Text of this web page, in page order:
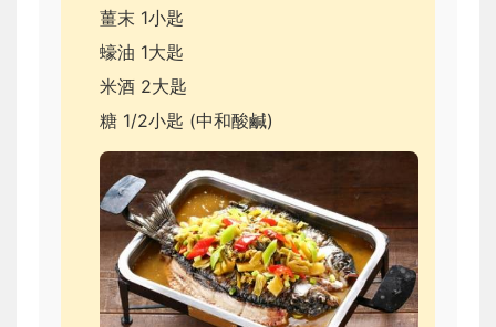
薑末 1小匙
蠔油 1大匙
米酒 2大匙
糖 1/2小匙 (中和酸鹹)